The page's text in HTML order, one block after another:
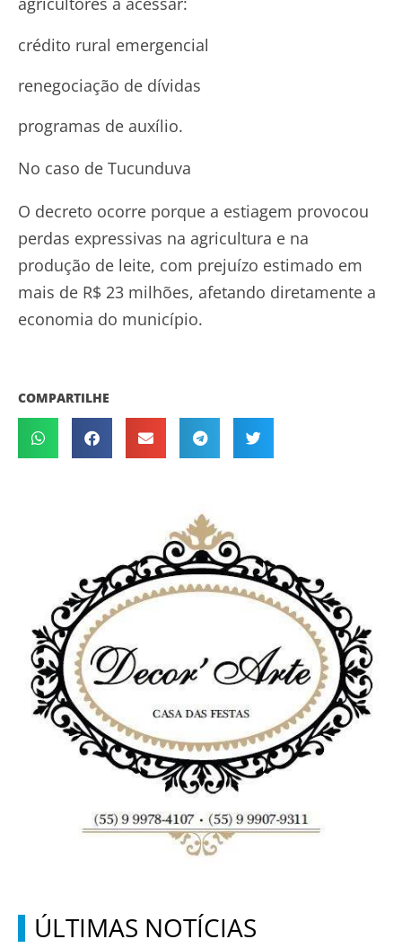
crédito rural emergencial
renegociação de dívidas
programas de auxílio.
No caso de Tucunduva
O decreto ocorre porque a estiagem provocou
perdas expressivas na agricultura e na
produção de leite, com prejuízo estimado em
mais de R$ 23 milhões, afetando diretamente a
economia do município.
COMPARTILHE
ÚLTIMAS NOTÍCIAS